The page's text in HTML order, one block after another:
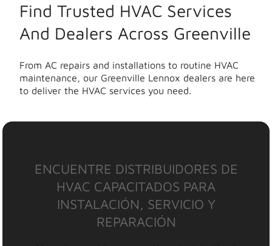
Find Trusted HVAC Services
And Dealers Across Greenville
From AC repairs and installations to routine HVAC
maintenance, our Greenville Lennox dealers are here
to deliver the HVAC services you need.
ENCUENTRE DISTRIBUIDORES DE
HVAC CAPACITADOS PARA
INSTALACIÓN, SERVICIO Y
REPARACIÓN